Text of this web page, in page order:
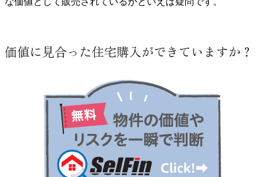
価値に見合った住宅購入ができていますか？